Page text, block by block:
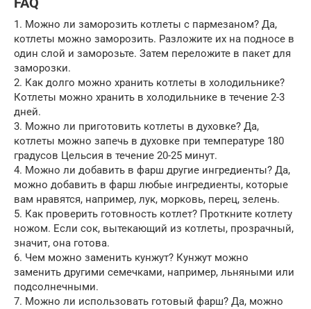
FAQ
1. Можно ли заморозить котлеты с пармезаном? Да,
котлеты можно заморозить. Разложите их на подносе в
один слой и заморозьте. Затем переложите в пакет для
заморозки.
2. Как долго можно хранить котлеты в холодильнике?
Котлеты можно хранить в холодильнике в течение 2-3
дней.
3. Можно ли приготовить котлеты в духовке? Да,
котлеты можно запечь в духовке при температуре 180
градусов Цельсия в течение 20-25 минут.
4. Можно ли добавить в фарш другие ингредиенты? Да,
можно добавить в фарш любые ингредиенты, которые
вам нравятся, например, лук, морковь, перец, зелень.
5. Как проверить готовность котлет? Проткните котлету
ножом. Если сок, вытекающий из котлеты, прозрачный,
значит, она готова.
6. Чем можно заменить кунжут? Кунжут можно
заменить другими семечками, например, льняными или
подсолнечными.
7. Можно ли использовать готовый фарш? Да, можно